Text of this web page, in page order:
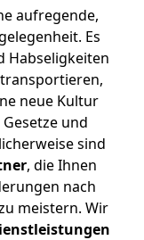
aufregende,
Es
Habseligkeiten
neue Kultur
und
sind
, die Ihnen
nach
meistern. Wir